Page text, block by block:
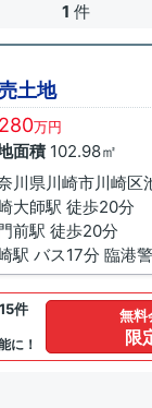
1 件
土地
万円
面積102.98㎡
川県川崎市川崎区
大師駅 徒歩20分
前駅 徒歩20分
件
に！
無料
限